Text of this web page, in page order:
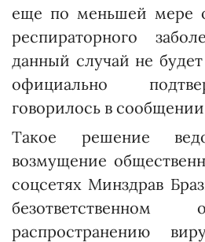
еще по меньшей мере
респираторного
данный случай не
официально
говорилось в
Такое решение
возмущение
соцсетях Минздрав
распространению